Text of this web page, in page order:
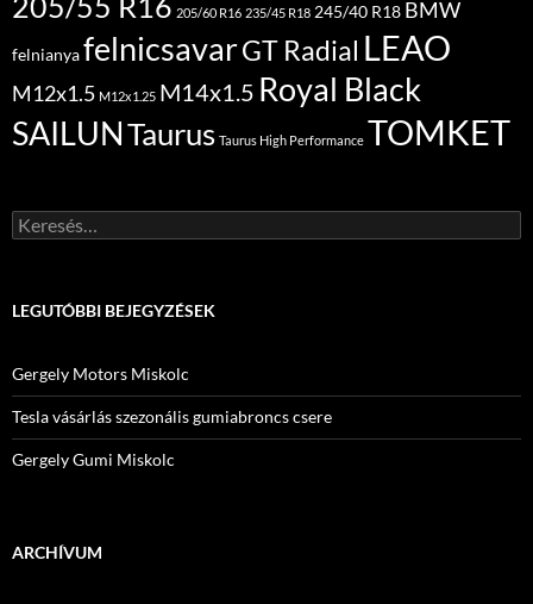
205/60 R16 235/45 R18 245/40 R18 BMW
felnianyafelnicsavarGT Radial LEAO
M12x1.5 M12x1.25 M14x1.5 Royal Black
SAILUNTaurus Taurus High Performance TOMKET
Keresés:
LEGUTÓBBI BEJEGYZÉSEK
Gergely Motors Miskolc
Tesla vásárlás szezonális gumiabroncs csere
Gergely Gumi Miskolc
ARCHÍVUM